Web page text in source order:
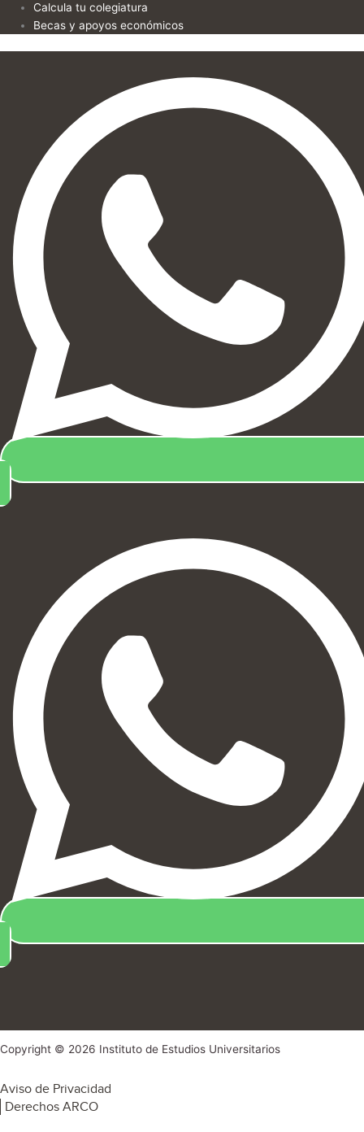
Calcula tu colegiatura
Becas y apoyos económicos
Copyright © 2026 Instituto de Estudios Universitarios
Aviso de Privacidad
Derechos ARCO